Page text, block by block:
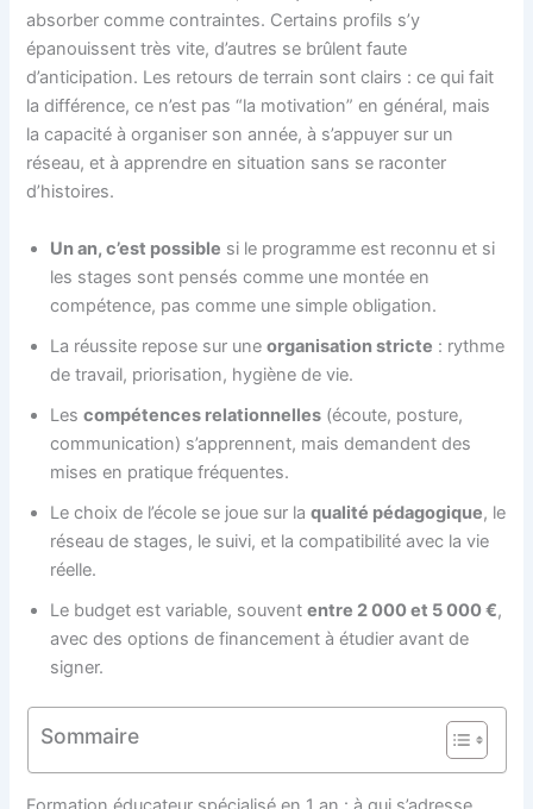
absorber comme contraintes. Certains profils s’y
épanouissent très vite, d’autres se brûlent faute
d’anticipation. Les retours de terrain sont clairs : ce qui fait
la différence, ce n’est pas “la motivation” en général, mais
la capacité à organiser son année, à s’appuyer sur un
réseau, et à apprendre en situation sans se raconter
d’histoires.
Un an, c’est possible si le programme est reconnu et si
les stages sont pensés comme une montée en
compétence, pas comme une simple obligation.
La réussite repose sur uneorganisation stricte : rythme
de travail, priorisation, hygiène de vie.
Lescompétences relationnelles (écoute, posture,
communication) s’apprennent, mais demandent des
mises en pratique fréquentes.
Le choix de l’école se joue sur laqualité pédagogique, le
réseau de stages, le suivi, et la compatibilité avec la vie
réelle.
Le budget est variable, souvententre 2 000 et 5 000 €,
avec des options de financement à étudier avant de
signer.
Sommaire